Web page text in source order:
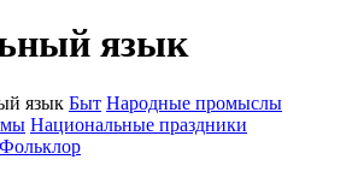
язык
язык Быт Народные промыслы
Национальные праздники
Фольклор